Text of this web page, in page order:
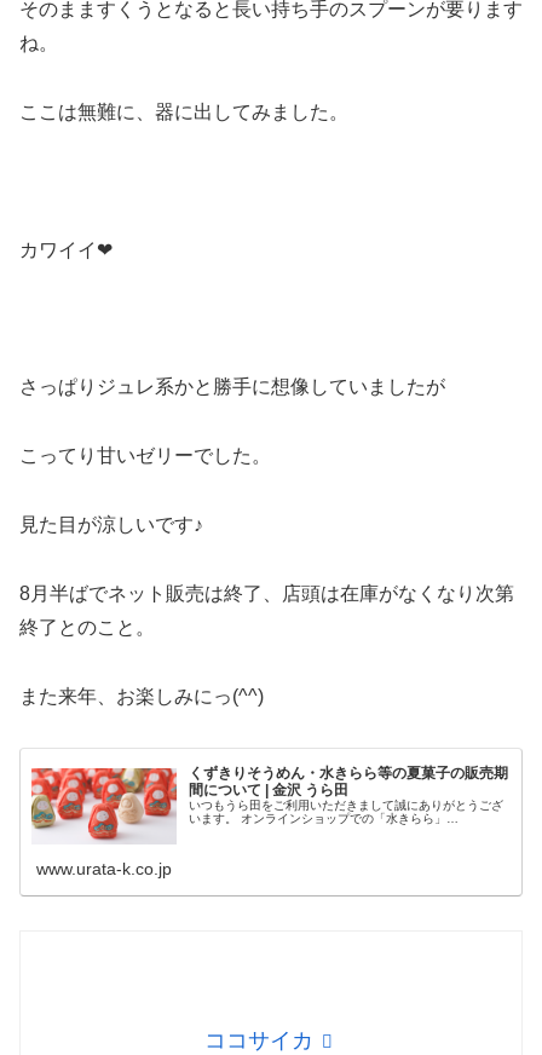
そのまますくうとなると長い持ち手のスプーンが要ります
ね。
ここは無難に、器に出してみました。
カワイイ❤
さっぱりジュレ系かと勝手に想像していましたが
こってり甘いゼリーでした。
見た目が涼しいです♪
8月半ばでネット販売は終了、店頭は在庫がなくなり次第
終了とのこと。
また来年、お楽しみにっ(^^)
くずきりそうめん・水きらら等の夏菓子の販売期
間について | 金沢 うら田
いつもうら田をご利用いただきまして誠にありがとうござ
います。 オンラインショップでの「水きらら」…
www.urata-k.co.jp
ココサイカ